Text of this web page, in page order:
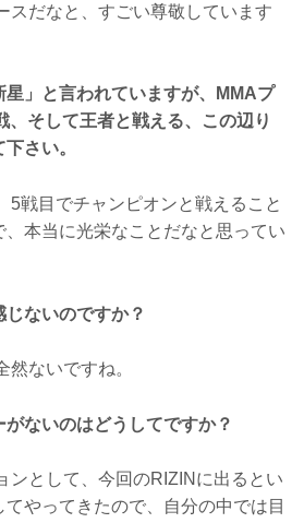
スだなと、すごい尊敬しています
星」と言われていますが、MMAプ
、そして王者と戦える、この辺り
さい。
5戦目でチャンピオンと戦えること
本当に光栄なことだなと思ってい
ないのですか？
ないですね。
ないのはどうしてですか？
ンとして、今回のRIZINに出るとい
やってきたので、自分の中では目